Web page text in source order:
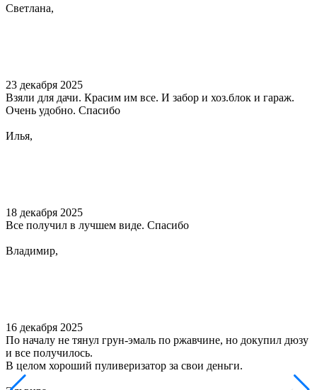
Светлана,
23 декабря 2025
Взяли для дачи. Красим им все. И забор и хоз.блок и гараж.
Очень удобно. Спасибо
Илья,
18 декабря 2025
Все получил в лучшем виде. Спасибо
Владимир,
16 декабря 2025
По началу не тянул грун-эмаль по ржавчине, но докупил дюзу
и все получилось.
В целом хороший пуливеризатор за свои деньги.